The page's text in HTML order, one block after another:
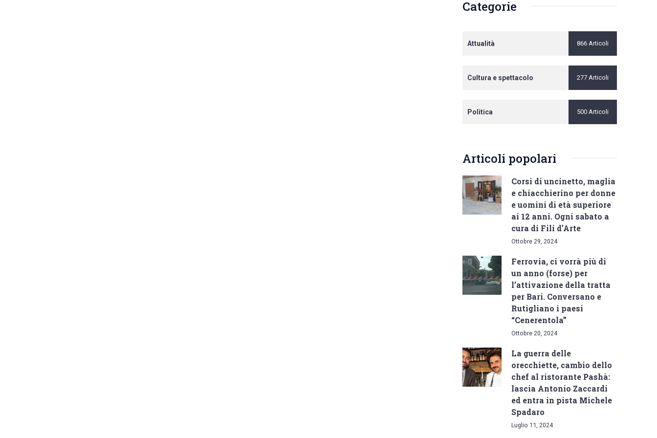
Categorie
Attualità 866 Articoli
Cultura e spettacolo 277 Articoli
Politica 500 Articoli
Articoli popolari
Corsi di uncinetto, maglia
e chiacchierino per donne
e uomini di età superiore
ai 12 anni. Ogni sabato a
cura di Fili d’Arte
Ottobre 29, 2024
Ferrovia, ci vorrà più di
un anno (forse) per
l’attivazione della tratta
per Bari. Conversano e
Rutigliano i paesi
“Cenerentola”
Ottobre 20, 2024
La guerra delle
orecchiette, cambio dello
chef al ristorante Pashà:
lascia Antonio Zaccardi
ed entra in pista Michele
Spadaro
Luglio 11, 2024